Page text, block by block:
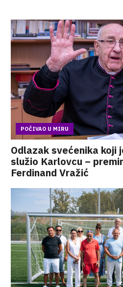
POČIVAO U MIRU
Odlazak svećenika koji
služio Karlovcu –
Ferdinand Vražić